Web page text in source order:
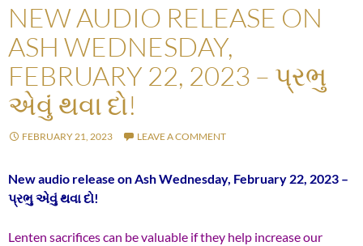
NEW AUDIO RELEASE ON
ASH WEDNESDAY,
FEBRUARY 22, 2023 – પ્રભુ
એવું થવા દો!
FEBRUARY 21, 2023 LEAVE A COMMENT
New audio release on Ash Wednesday, February 22, 2023 –
પ્રભુ એવું થવા દો!
Lenten sacrifices can be valuable if they help increase our